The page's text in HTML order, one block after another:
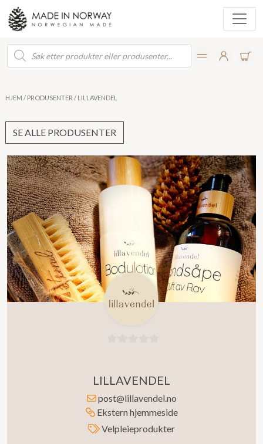
Products
search
HJEM / PRODUSENTER / LILLAVENDEL
SE ALLE PRODUSENTER
av
5
LILLAVENDEL
post@lillavendel.no
Ekstern hjemmeside
Velpleieprodukter